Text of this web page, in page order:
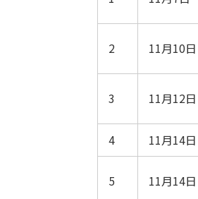
2 11月10日
3 11月12日
4 11月14日
5 11月14日